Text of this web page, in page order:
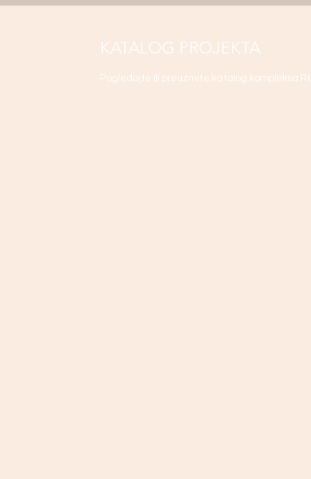
KATALOG PROJEKTA
Pogledajte ili preuzmite katalog kompleksa